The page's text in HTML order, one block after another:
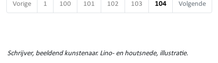
Vorige 1 100 101 102 103 104 Volgende
Schrijver, beeldend kunstenaar. Lino- en houtsnede, illustratie.